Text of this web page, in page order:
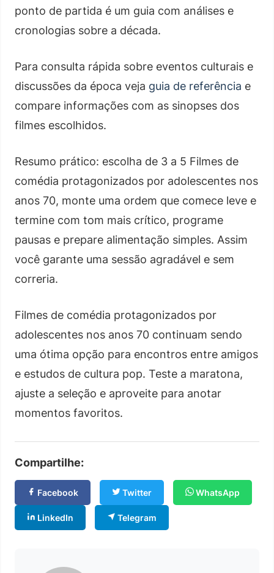
ponto de partida é um guia com análises e
cronologias sobre a década.
Para consulta rápida sobre eventos culturais e
discussões da época veja guia de referência e
compare informações com as sinopses dos
filmes escolhidos.
Resumo prático: escolha de 3 a 5 Filmes de
comédia protagonizados por adolescentes nos
anos 70, monte uma ordem que comece leve e
termine com tom mais crítico, programe
pausas e prepare alimentação simples. Assim
você garante uma sessão agradável e sem
correria.
Filmes de comédia protagonizados por
adolescentes nos anos 70 continuam sendo
uma ótima opção para encontros entre amigos
e estudos de cultura pop. Teste a maratona,
ajuste a seleção e aproveite para anotar
momentos favoritos.
Compartilhe:
Facebook Twitter WhatsApp
LinkedIn Telegram